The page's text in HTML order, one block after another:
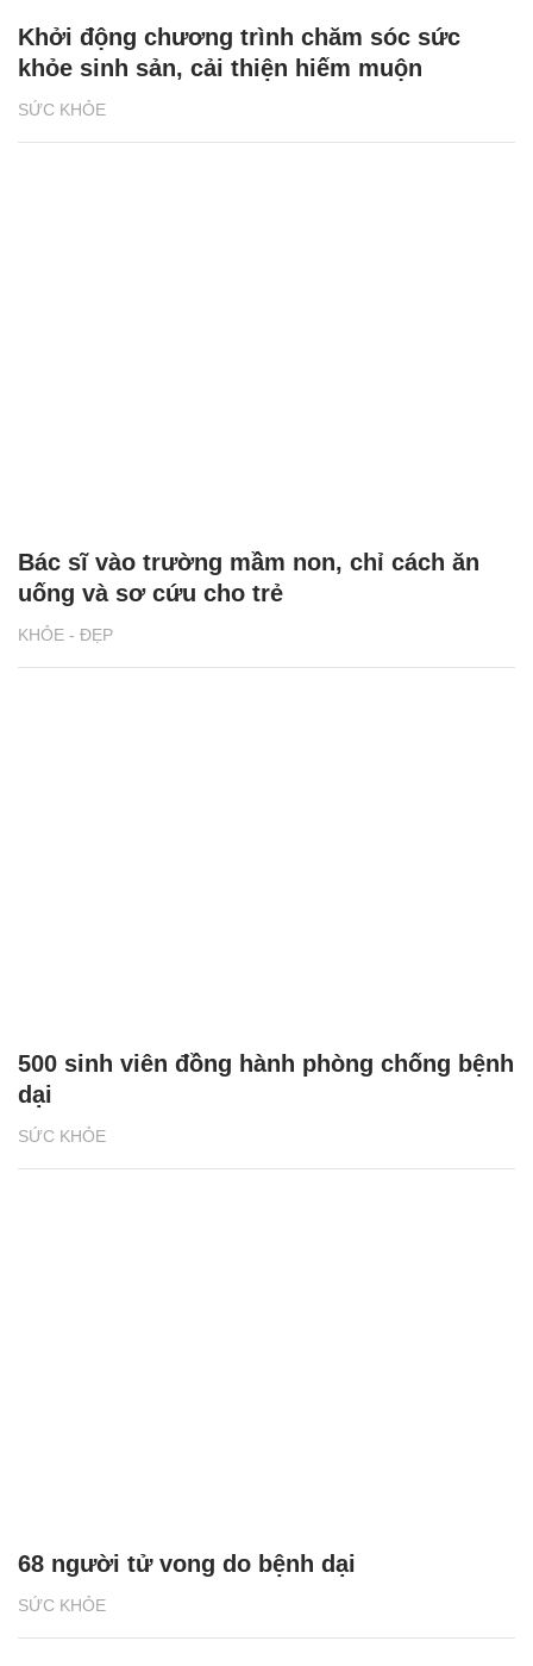
SỨC KHỎE
Khởi động chương trình chăm sóc sức
khỏe sinh sản, cải thiện hiếm muộn
KHỎE - ĐẸP
Bác sĩ vào trường mầm non, chỉ cách ăn
uống và sơ cứu cho trẻ
SỨC KHỎE
500 sinh viên đồng hành phòng chống bệnh
dại
SỨC KHỎE
68 người tử vong do bệnh dại